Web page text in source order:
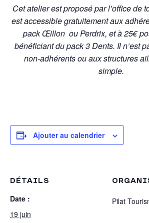
Cet atelier est proposé par l’office de
est accessible gratuitement aux
pack Œillon ou Perdrix, et à25€
bénéficiant du pack 3 Dents. Il n’est
non-adhérents ou aux structures
simple.
Ajouter au calendrier
DÉTAILS
Date :
19 juin
Pilat